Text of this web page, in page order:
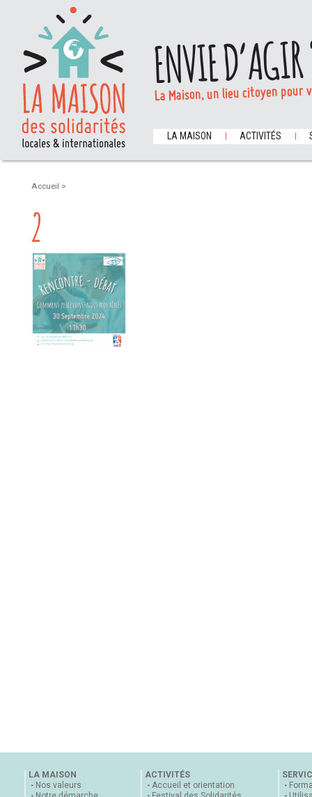
ENVIE
La Maison, un lieu citoyen
LA MAISON ACTIVITÉS
Accueil >
2
LA MAISON
Nos valeurs
ACTIVITÉS
Accueil et orientation